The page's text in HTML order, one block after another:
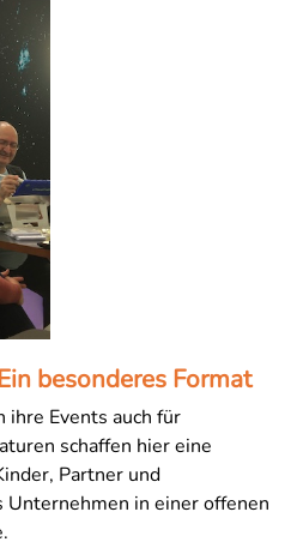
besonderes Format
Events auch für
schaffen hier eine
Partner und
in einer offenen